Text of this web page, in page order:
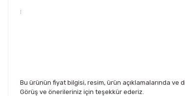
:
Bu ürünün fiyat bilgisi, resim, ürün açıklamalarında
Görüş ve önerileriniz için teşekkür ederiz.